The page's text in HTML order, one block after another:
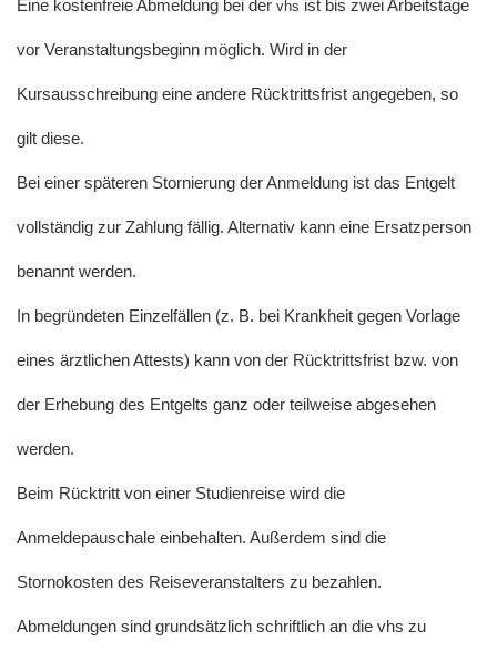
Eine kostenfreie Abmeldung bei der vhs ist bis zwei Arbeitstage
vor Veranstaltungsbeginn möglich. Wird in der
Kursausschreibung eine andere Rücktrittsfrist angegeben, so
gilt diese.
Bei einer späteren Stornierung der Anmeldung ist das Entgelt
vollständig zur Zahlung fällig. Alternativ kann eine Ersatzperson
benannt werden.
In begründeten Einzelfällen (z. B. bei Krankheit gegen Vorlage
eines ärztlichen Attests) kann von der Rücktrittsfrist bzw. von
der Erhebung des Entgelts ganz oder teilweise abgesehen
werden.
Beim Rücktritt von einer Studienreise wird die
Anmeldepauschale einbehalten. Außerdem sind die
Stornokosten des Reiseveranstalters zu bezahlen.
Abmeldungen sind grundsätzlich schriftlich an die vhs zu